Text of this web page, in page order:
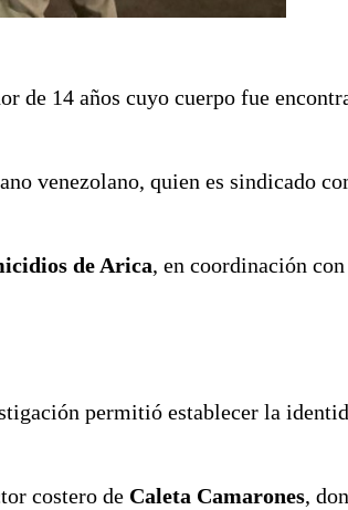
de 14 años cuyo cuerpo fue
venezolano, quien es sindicado
de Arica, en coordinación
permitió establecer la
costero de Caleta Camarones,